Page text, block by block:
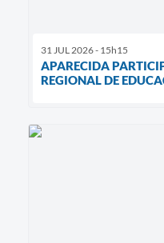
31 JUL 2026 - 15h15
APARECIDA
REGIONAL DE